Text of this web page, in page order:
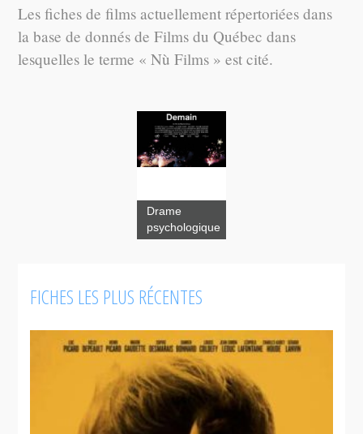
Les fiches de films actuellement répertoriées dans
la base de donnés de Films du Québec dans
lesquelles le terme « Nù Films » est cité.
Demain
Drame
psychologique
FICHES LES PLUS RÉCENTES